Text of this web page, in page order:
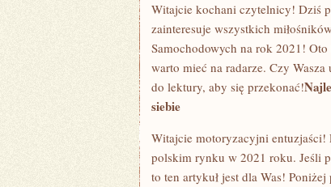
NAJLEPSZE
MARKI
AUT
–
2021
Witajcie kochani czytelnicy! Dziś
zainteresuje wszystkich
Samochodowych na rok 2021!
⁤warto mieć na radarze. Czy
do ⁢lektury, aby się przekonać!
siebie
Witajcie ‌motoryzacyjni​ entuzjaści!
polskim rynku w 2021 roku. Jeśli
to ten artykuł jest dla Was!